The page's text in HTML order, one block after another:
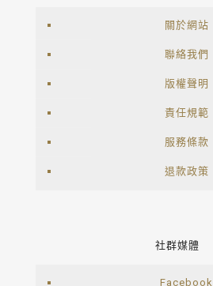
關於網站
聯絡我們
版權聲明
責任規範
服務條款
退款政策
社群媒體
Facebook